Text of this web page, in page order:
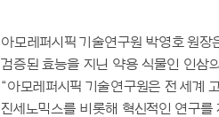
아모레퍼시픽 기술연구원 박영호 원
검증된 효능을 지닌 약용 식물인 인삼
“아모레퍼시픽 기술연구원은 전 세계
진세노믹스를 비롯해 혁신적인 연구를